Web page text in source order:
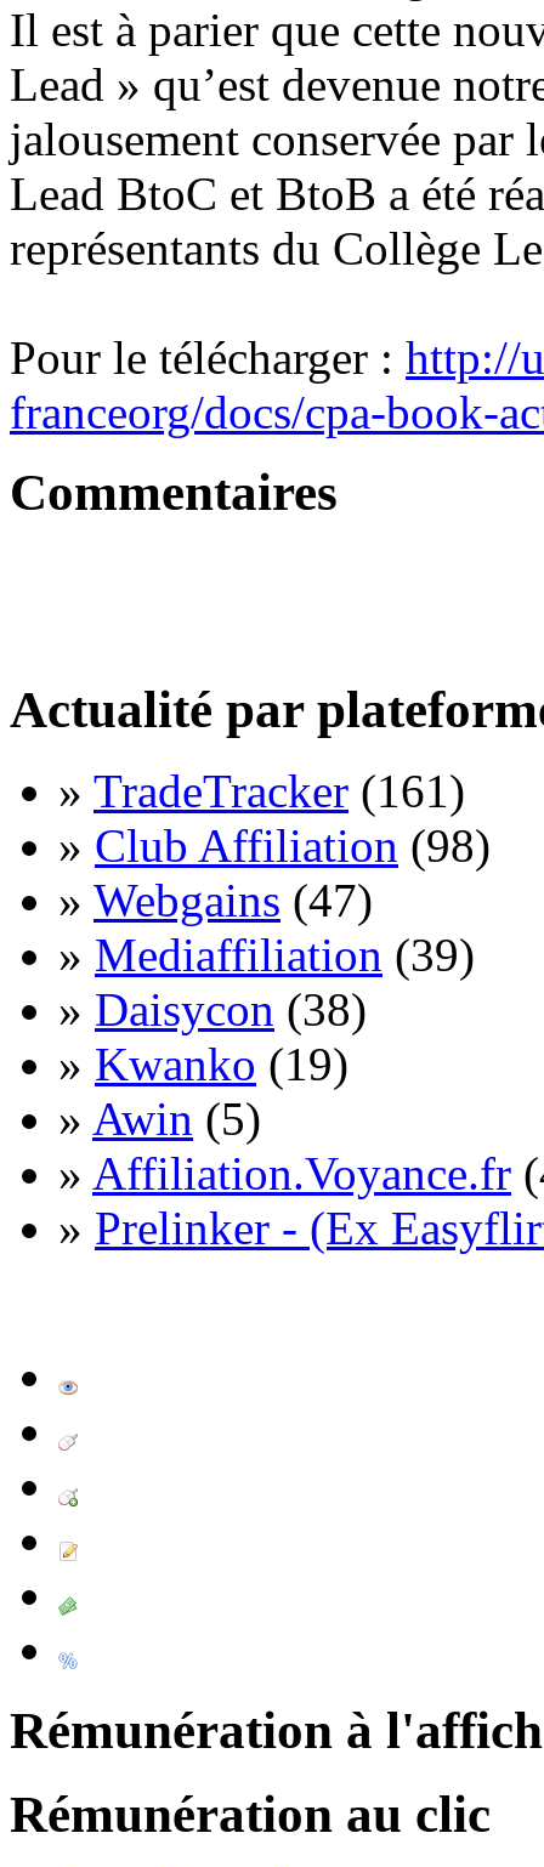
Il est à parier que cette
Lead » qu’est devenue
jalousement conservée par
Lead BtoC et BtoB a été
représentants du Collège
Pour le télécharger : http://
franceorg/docs/cpa-book-
Commentaires
Actualité par
» TradeTracker (161)
» Club Affiliation (98)
» Webgains (47)
» Mediaffiliation (39)
» Daisycon (38)
» Kwanko (19)
» Awin (5)
» Affiliation.Voyance.fr
» Prelinker - (Ex
Rémunération à
Rémunération au clic